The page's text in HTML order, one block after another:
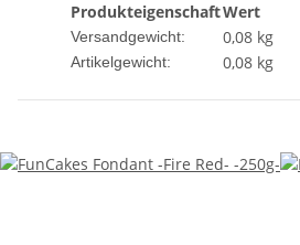
ProdukteigenschaftWert
Versandgewicht: 0,08 kg
Artikelgewicht: 0,08 kg